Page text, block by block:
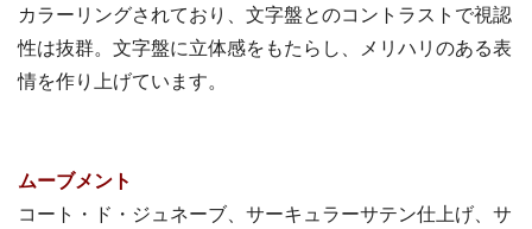
カラーリングされており、文字盤とのコントラストで視認
性は抜群。文字盤に立体感をもたらし、メリハリのある表
情を作り上げています。
ムーブメント
コート・ド・ジュネーブ、サーキュラーサテン仕上げ、サ